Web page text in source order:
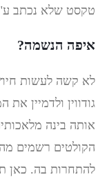
טקסט שלא נכתב
איפה הנשמה?
לא קשה לעשות
גודווין ולדמיין
אותה בינה
הקולטים רשמים
להתחרות בה. כאן